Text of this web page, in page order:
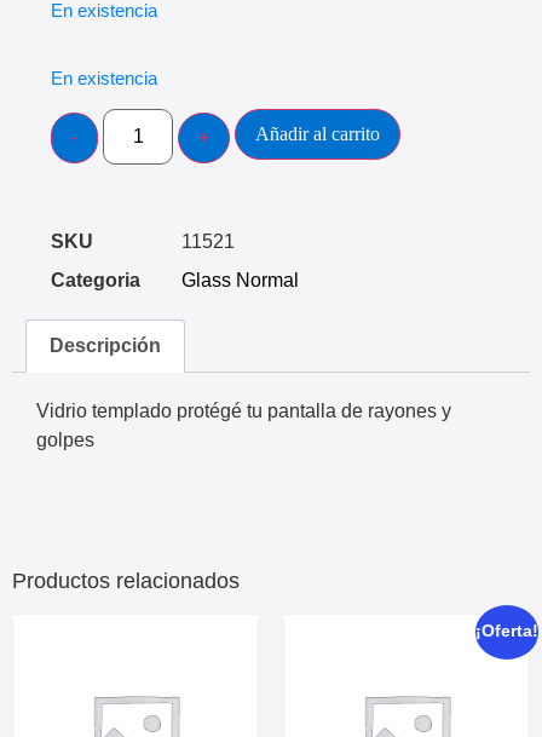
En existencia
En existencia
Añadir al carrito
SKU
11521
Categoria
Glass Normal
Descripción
Vidrio templado protégé tu pantalla de rayones y
golpes
Productos relacionados
¡Oferta!